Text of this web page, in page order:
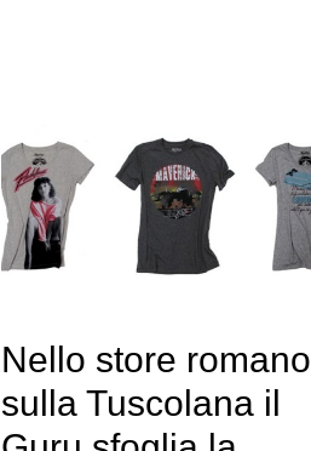
Nello store romano
sulla Tuscolana il